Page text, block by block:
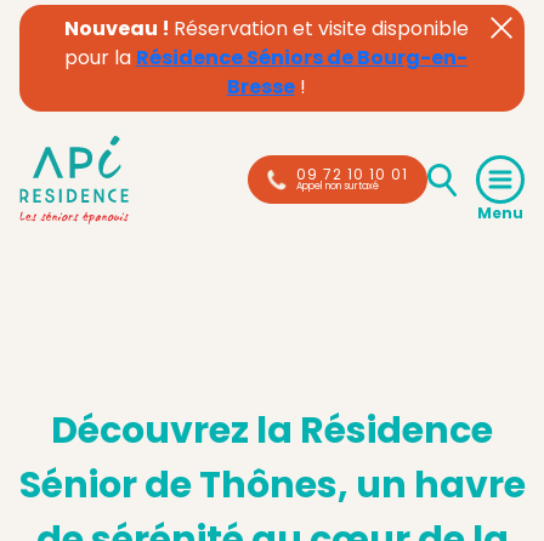
Nouveau ! Réservation et visite disponible
pour la Résidence Séniors de Bourg-en-
Bresse!
09 72 10 10 01
Appel non surtaxé
Découvrez la Résidence
Sénior de Thônes, un havre